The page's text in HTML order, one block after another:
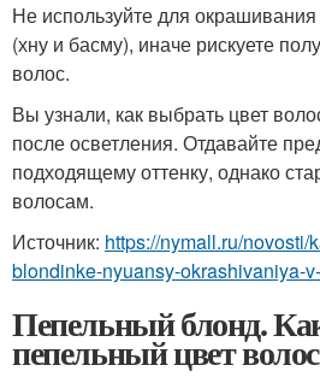
Не используйте для
(хну и басму), иначе рискуете
волос.
Вы узнали, как выбрать цвет
после осветления. Отдавайте
подходящему оттенку, однако
волосам.
Источник: https://nymall.ru/
blondinke-nyuansy-okrashivaniya-
Пепельный блонд.
пепельный цвет